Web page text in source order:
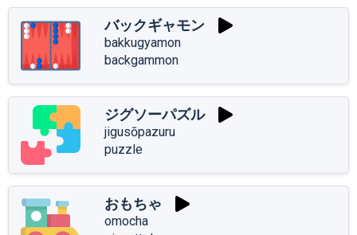
バックギャモン
bakkugyamon
backgammon
ジグソーパズル
jigusōpazuru
puzzle
おもちゃ
omocha